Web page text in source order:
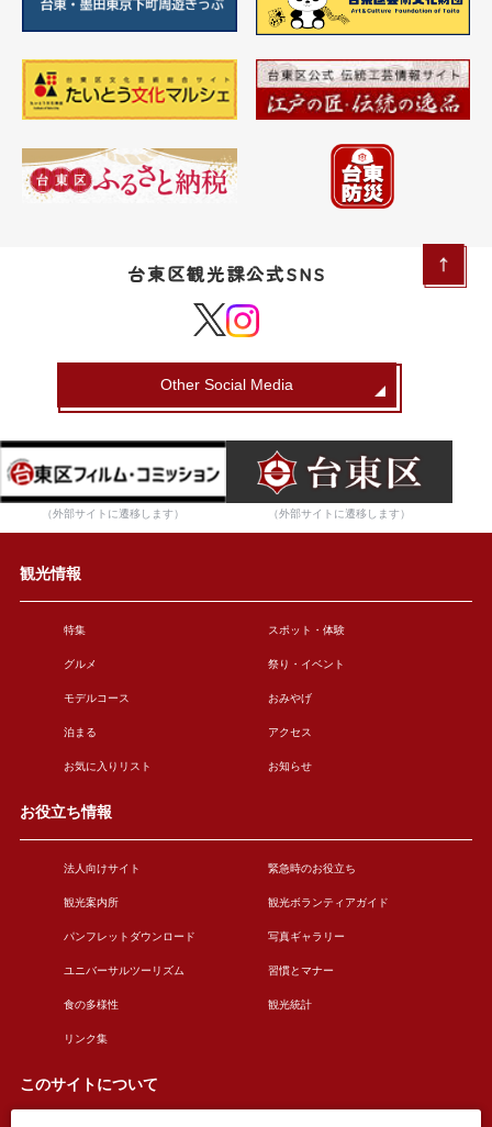
台東区観光課公式SNS
Other Social Media
（外部サイトに遷移します） （外部サイトに遷移します）
観光情報
特集 スポット・体験
グルメ 祭り・イベント
モデルコース おみやげ
泊まる アクセス
お気に入りリスト お知らせ
お役立ち情報
法人向けサイト 緊急時のお役立ち
観光案内所 観光ボランティアガイド
パンフレットダウンロード 写真ギャラリー
ユニバーサルツーリズム 習慣とマナー
食の多様性 観光統計
リンク集
このサイトについて